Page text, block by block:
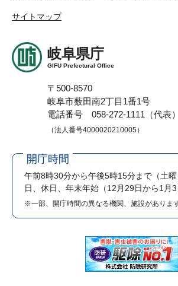
サイトマップ
岐阜県庁
GIFU Prefectural Office
〒500-8570
岐阜市薮田南2丁目1番1号
電話番号 058-272-1111（代表）
（法人番号4000020210005）
開庁時間
午前8時30分から午後5時15分まで （土
日、休日、年末年始（12月29日から1月3
※一部、開庁時間の異なる機関、施設があります